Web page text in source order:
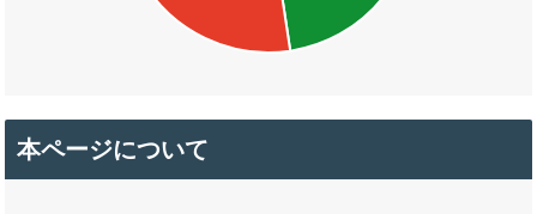
本ページについて